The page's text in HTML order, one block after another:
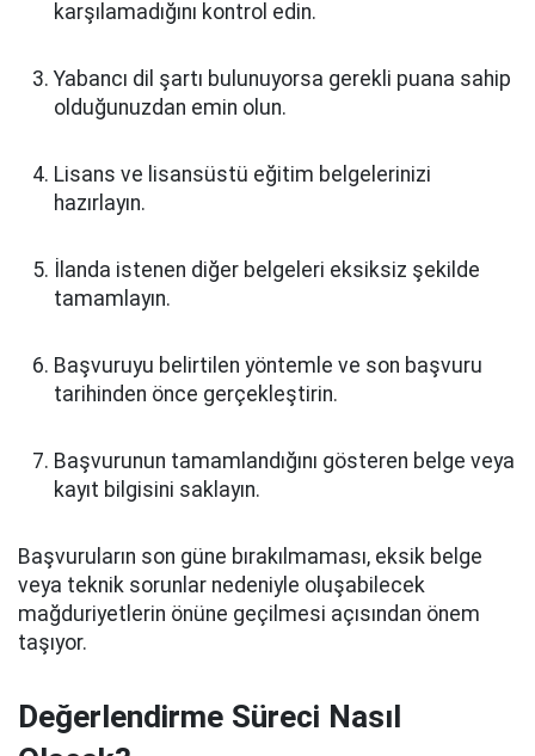
karşılamadığını kontrol edin.
Yabancı dil şartı bulunuyorsa gerekli puana sahip
olduğunuzdan emin olun.
Lisans ve lisansüstü eğitim belgelerinizi
hazırlayın.
İlanda istenen diğer belgeleri eksiksiz şekilde
tamamlayın.
Başvuruyu belirtilen yöntemle ve son başvuru
tarihinden önce gerçekleştirin.
Başvurunun tamamlandığını gösteren belge veya
kayıt bilgisini saklayın.
Başvuruların son güne bırakılmaması, eksik belge
veya teknik sorunlar nedeniyle oluşabilecek
mağduriyetlerin önüne geçilmesi açısından önem
taşıyor.
Değerlendirme Süreci Nasıl